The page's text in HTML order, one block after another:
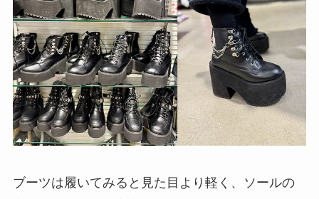
ブーツは履いてみると見た目より軽く、ソールの